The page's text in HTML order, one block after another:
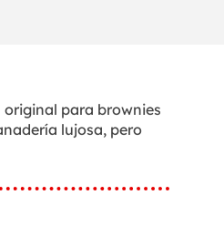
original para brownies
lujosa, pero